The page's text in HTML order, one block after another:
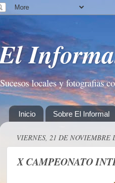
Sucesos locales y fotografias
Inicio Sobre El Informal
VIERNES, 21 DE NOVIEMBRE
X CAMPEONATO